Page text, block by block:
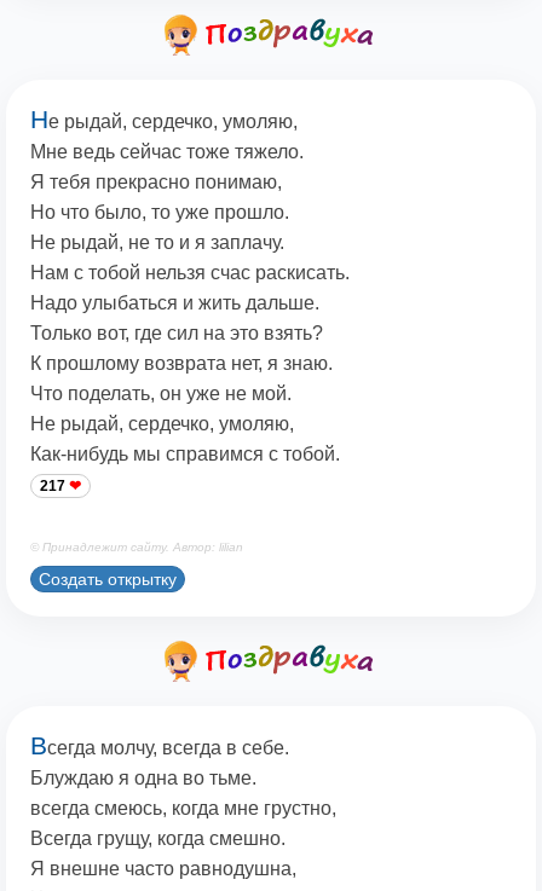
Не рыдай, сердечко, умоляю,
Мне ведь сейчас тоже тяжело.
Я тебя прекрасно понимаю,
Но что было, то уже прошло.
Не рыдай, не то и я заплачу.
Нам с тобой нельзя счас раскисать.
Надо улыбаться и жить дальше.
Только вот, где сил на это взять?
К прошлому возврата нет, я знаю.
Что поделать, он уже не мой.
Не рыдай, сердечко, умоляю,
Как-нибудь мы справимся с тобой.
217
© Принадлежит сайту. Автор: lilian
Создать открытку
Всегда молчу, всегда в себе.
Блуждаю я одна во тьме.
всегда смеюсь, когда мне грустно,
Всегда грущу, когда смешно.
Я внешне часто равнодушна,